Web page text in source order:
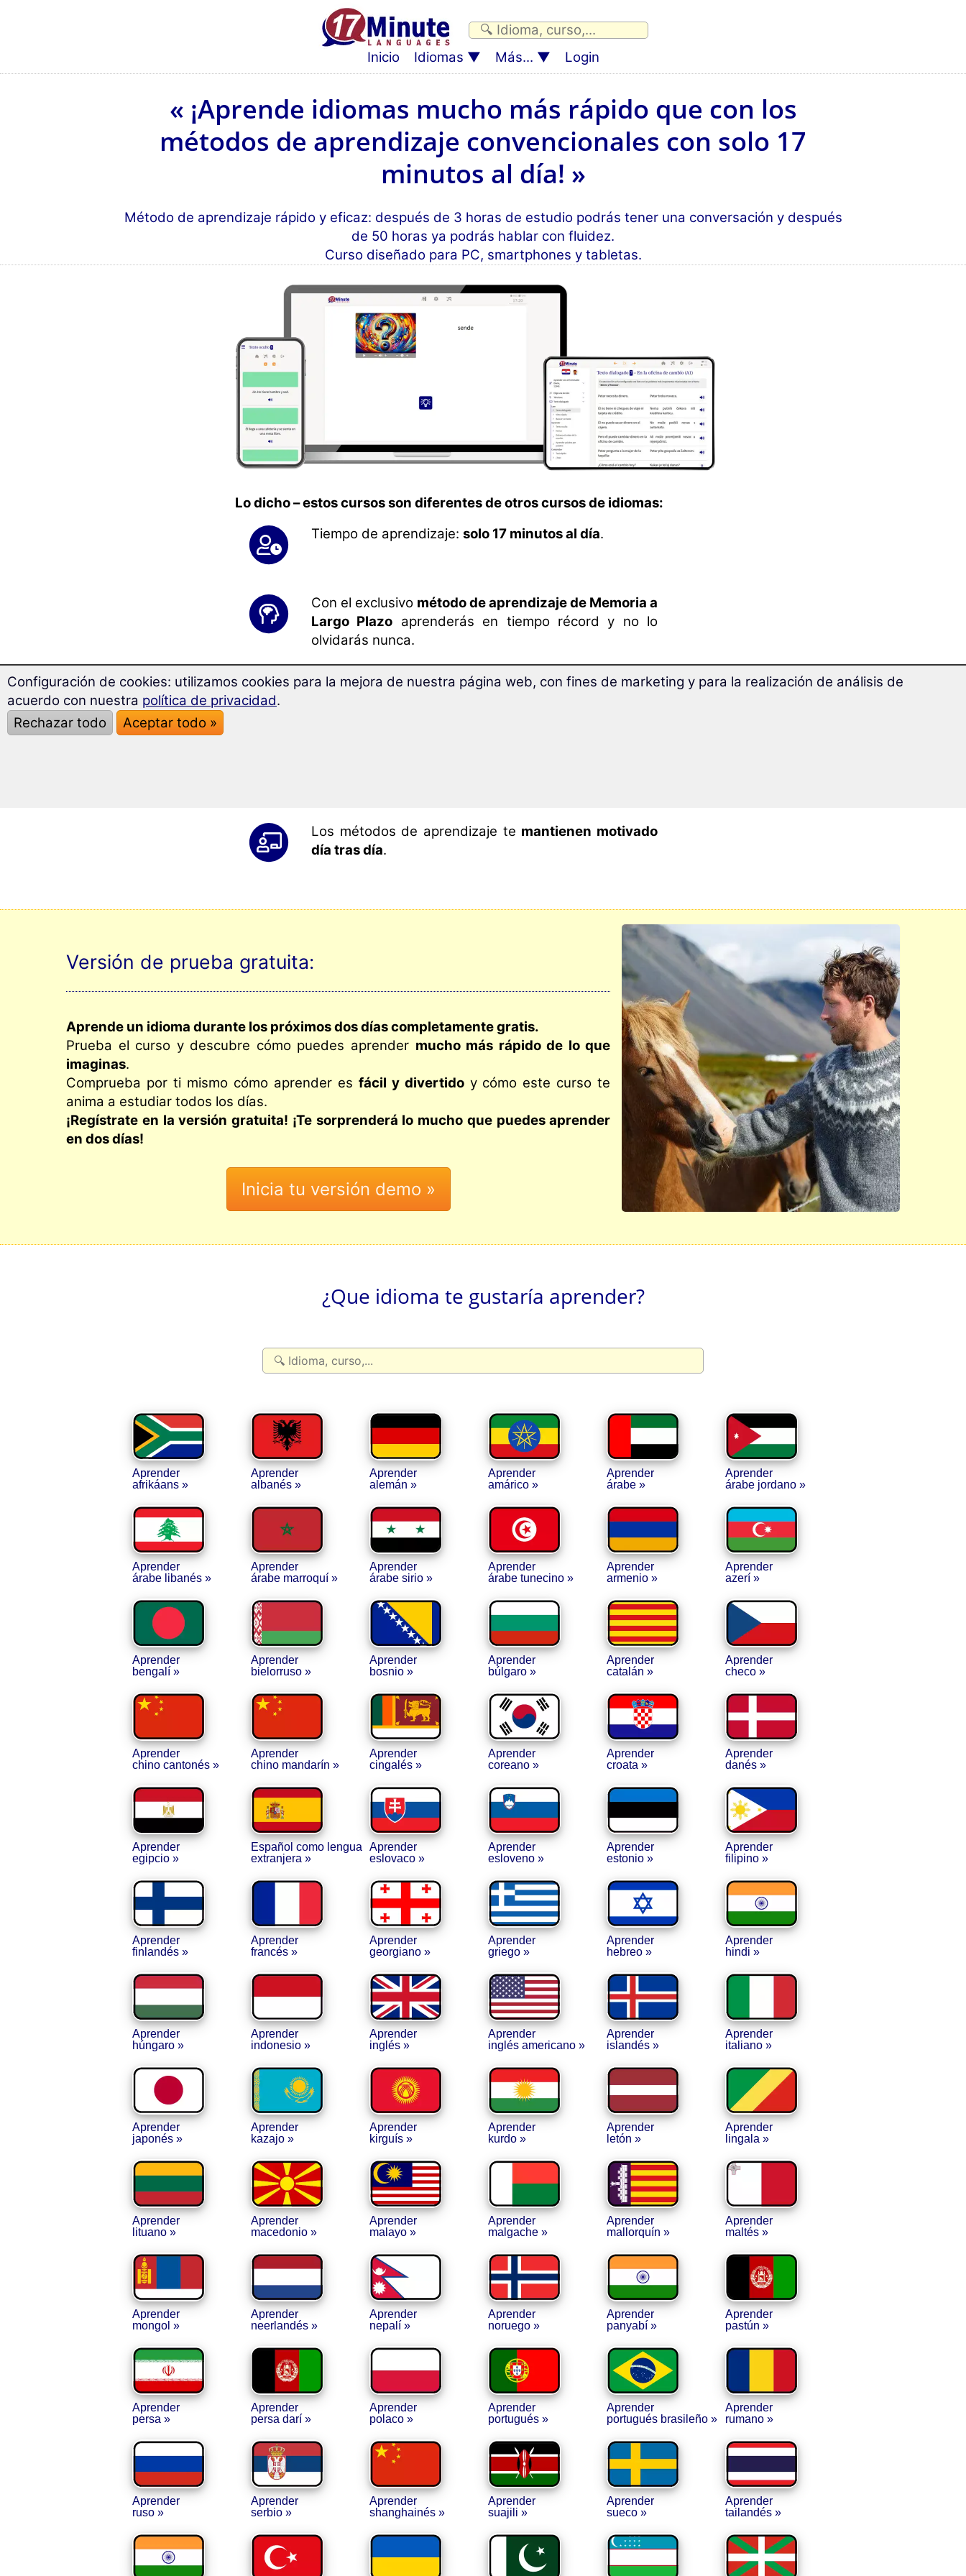
Inicio Idiomas Más... Login
« ¡Aprende idiomas mucho más rápido que con los
métodos de aprendizaje convencionales con solo 17
minutos al día! »
Método de aprendizaje rápido y eficaz: después de 3 horas de estudio podrás tener una conversación y después
de 50 horas ya podrás hablar con fluidez.
Curso diseñado para PC, smartphones y tabletas.
Lo dicho – estos cursos son diferentes de otros cursos de idiomas:
Tiempo de aprendizaje: solo 17 minutos al día.
Con el exclusivo método de aprendizaje de Memoria a
Largo Plazo aprenderás en tiempo récord y no lo
olvidarás nunca.
Con la nuevatecnología de Superaprendizaje,
Los métodos de aprendizaje te mantienen motivado
día tras día.
Versión de prueba gratuita:
Aprende un idioma durante los próximos dos días completamente gratis.
Prueba el curso y descubre cómo puedes aprender mucho más rápido de lo que
imaginas.
Comprueba por ti mismo cómo aprender es fácil y divertidoy cómo este curso te
anima a estudiar todos los días.
¡Regístrate en la versión gratuita! ¡Te sorprenderá lo mucho que puedes aprender
en dos días!
¿Que idioma te gustaría aprender?
Aprender
afrikáans »
Aprender
albanés »
Aprender
alemán »
Aprender
amárico »
Aprender
árabe »
Aprender
árabe jordano »
Aprender
árabe libanés »
Aprender
árabe marroquí »
Aprender
árabe sirio »
Aprender
árabe tunecino »
Aprender
armenio »
Aprender
azerí »
Aprender
bengalí »
Aprender
bielorruso »
Aprender
bosnio »
Aprender
búlgaro »
Aprender
catalán »
Aprender
checo »
Aprender
chino cantonés »
Aprender
chino mandarín »
Aprender
cingalés »
Aprender
coreano »
Aprender
croata »
Aprender
danés »
Aprender
egipcio »
Español como lengua
extranjera »
Aprender
eslovaco »
Aprender
esloveno »
Aprender
estonio »
Aprender
filipino »
Aprender
finlandés »
Aprender
francés »
Aprender
georgiano »
Aprender
griego »
Aprender
hebreo »
Aprender
hindi »
Aprender
húngaro »
Aprender
indonesio »
Aprender
inglés »
Aprender
inglés americano »
Aprender
islandés »
Aprender
italiano »
Aprender
japonés »
Aprender
kazajo »
Aprender
kirguís »
Aprender
kurdo »
Aprender
letón »
Aprender
lingala »
Aprender
lituano »
Aprender
macedonio »
Aprender
malayo »
Aprender
malgache »
Aprender
mallorquín »
Aprender
maltés »
Aprender
mongol »
Aprender
neerlandés »
Aprender
nepalí »
Aprender
noruego »
Aprender
panyabí »
Aprender
pastún »
Aprender
persa »
Aprender
persa darí »
Aprender
polaco »
Aprender
portugués »
Aprender
portugués brasileño »
Aprender
rumano »
Aprender
ruso »
Aprender
serbio »
Aprender
shanghainés »
Aprender
suajili »
Aprender
sueco »
Aprender
tailandés »
Configuración de cookies: utilizamos cookies para la mejora de nuestra página web, con fines de marketing y para la realización de análisis de
acuerdo con nuestra política de privacidad.
Rechazar todo
Aceptar todo »